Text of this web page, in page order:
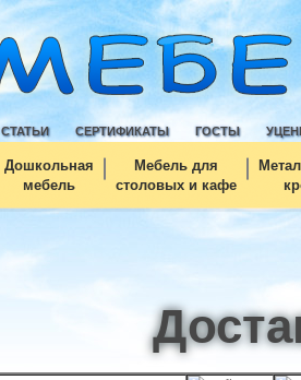
СТАТЬИ СЕРТИФИКАТЫ ГОСТЫ
Дошкольная
мебель
Мебель для
столовых и кафе